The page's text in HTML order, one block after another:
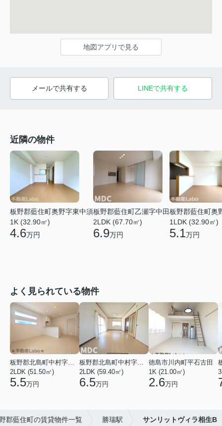
地図アプリで見る
メールで共有する LINEで共有する
近隣の物件
板野郡藍住町奥野字東中須
1K (32.90㎡)
4.6万円
板野郡藍住町乙瀬字中田
2LDK (67.70㎡)
6.9万円
板野郡藍住町奥
1LDK (32.90㎡)
5.1万円
よく見られている物件
板野郡北島町中村字東堤ノ内
2LDK (51.50㎡)
5.5万円
板野郡北島町中村字本須
2LDK (59.40㎡)
6.5万円
徳島市川内町平石古田
1K (21.00㎡)
2.6万円
郡藍住町の賃貸物件一覧 勝瑞駅 サンリットヴィラ相生B